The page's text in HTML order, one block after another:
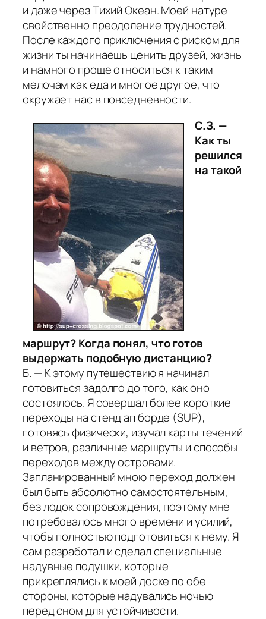
и даже через Тихий Океан. Моей натуре
свойственно преодоление трудностей.
После каждого приключения с риском для
жизни ты начинаешь ценить друзей, жизнь
и намного проще относиться к таким
мелочам как еда и многое другое, что
окружает нас в повседневности.
С.З. —
Как ты
решился
на такой
маршрут? Когда понял, что готов
выдержать подобную дистанцию?
Б. — К этому путешествию я начинал
готовиться задолго до того, как оно
состоялось. Я совершал более короткие
переходы на стенд ап борде (SUP),
готовясь физически, изучал карты течений
и ветров, различные маршруты и способы
переходов между островами.
Запланированный мною переход должен
был быть абсолютно самостоятельным,
без лодок сопровождения, поэтому мне
потребовалось много времени и усилий,
чтобы полностью подготовиться к нему. Я
сам разработал и сделал специальные
надувные подушки, которые
прикреплялись к моей доске по обе
стороны, которые надувались ночью
перед сном для устойчивости.